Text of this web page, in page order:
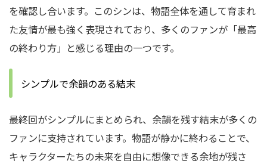
を確認し合います。このシンは、物語全体を通して育まれ
た友情が最も強く表現されており、多くのファンが「最高
の終わり方」と感じる理由の一つです。
シンプルで余韻のある結末
最終回がシンプルにまとめられ、余韻を残す結末が多くの
ファンに支持されています。物語が静かに終わることで、
キャラクターたちの未来を自由に想像できる余地が残さ